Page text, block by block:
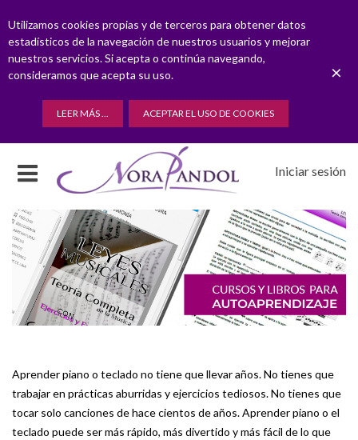
Utilizamos cookies propias y de terceros para obtener datos
estadísticos de la navegación de nuestros usuarios y mejorar
nuestros servicios. Si acepta o continúa navegando,
consideramos que acepta su uso.
LEER MÁS ... ACEPTAR EL USO DE COOKIES
×
Iniciar sesión
Aprender piano o teclado no tiene que llevar años. No tienes que
trabajar en prácticas aburridas y ejercicios tediosos. No tienes que
tocar solo canciones de hace cientos de años. Aprender piano o el
teclado puede ser más rápido, más divertido y más fácil de lo que